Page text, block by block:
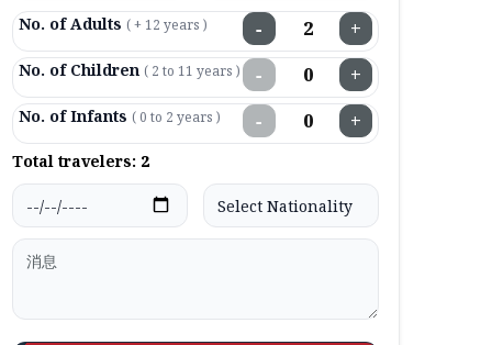
No. of Adults ( + 12 years ) − +
No. of Children ( 2 to 11 years ) − +
No. of Infants ( 0 to 2 years ) − +
Total travelers: 2